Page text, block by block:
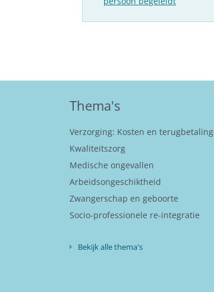
Thema's
Verzorging: Kosten en terugbetaling
Kwaliteitszorg
Medische ongevallen
Arbeidsongeschiktheid
Zwangerschap en geboorte
Socio-professionele re-integratie
Bekijk alle thema's